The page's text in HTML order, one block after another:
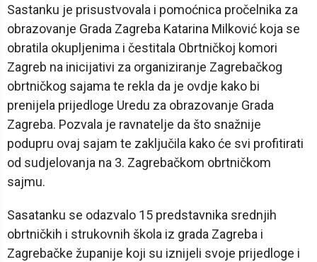
Sastanku je prisustvovala i pomoćnica pročelnika za
obrazovanje Grada Zagreba Katarina Milković koja se
obratila okupljenima i čestitala Obrtničkoj komori
Zagreb na inicijativi za organiziranje Zagrebačkog
obrtničkog sajama te rekla da je ovdje kako bi
prenijela prijedloge Uredu za obrazovanje Grada
Zagreba. Pozvala je ravnatelje da što snažnije
podupru ovaj sajam te zaključila kako će svi profitirati
od sudjelovanja na 3. Zagrebačkom obrtničkom
sajmu.
Sasatanku se odazvalo 15 predstavnika srednjih
obrtničkih i strukovnih škola iz grada Zagreba i
Zagrebačke županije koji su iznijeli svoje prijedloge i